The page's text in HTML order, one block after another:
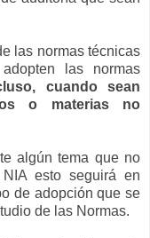
las normas técnicas
las normas
cuando sean
o materias no
algún tema que no
esto seguirá en
de adopción que se
de las Normas.